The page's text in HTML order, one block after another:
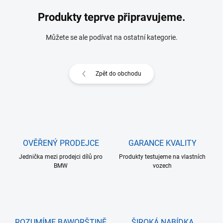
Produkty teprve připravujeme.
Můžete se ale podívat na ostatní kategorie.
Zpět do obchodu
OVĚŘENÝ PRODEJCE
Jednička mezi prodejci dílů pro
BMW
GARANCE KVALITY
Produkty testujeme na vlastních
vozech